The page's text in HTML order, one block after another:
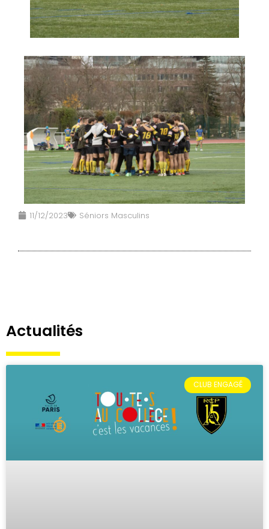
11/12/2023 Séniors Masculins
Actualités
CLUB ENGAGÉ